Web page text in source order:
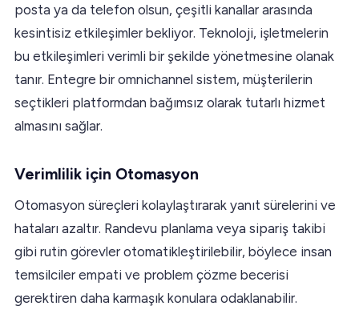
posta ya da telefon olsun, çeşitli kanallar arasında
kesintisiz etkileşimler bekliyor. Teknoloji, işletmelerin
bu etkileşimleri verimli bir şekilde yönetmesine olanak
tanır. Entegre bir omnichannel sistem, müşterilerin
seçtikleri platformdan bağımsız olarak tutarlı hizmet
almasını sağlar.
Verimlilik için Otomasyon
Otomasyon süreçleri kolaylaştırarak yanıt sürelerini ve
hataları azaltır. Randevu planlama veya sipariş takibi
gibi rutin görevler otomatikleştirilebilir, böylece insan
temsilciler empati ve problem çözme becerisi
gerektiren daha karmaşık konulara odaklanabilir.